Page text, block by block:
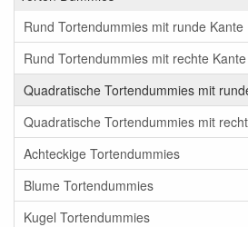
Rund Tortendummies mit runde Kante
Rund Tortendummies mit rechte Kante
Quadratische Tortendummies mit
Quadratische Tortendummies mit
Achteckige Tortendummies
Blume Tortendummies
Kugel Tortendummies